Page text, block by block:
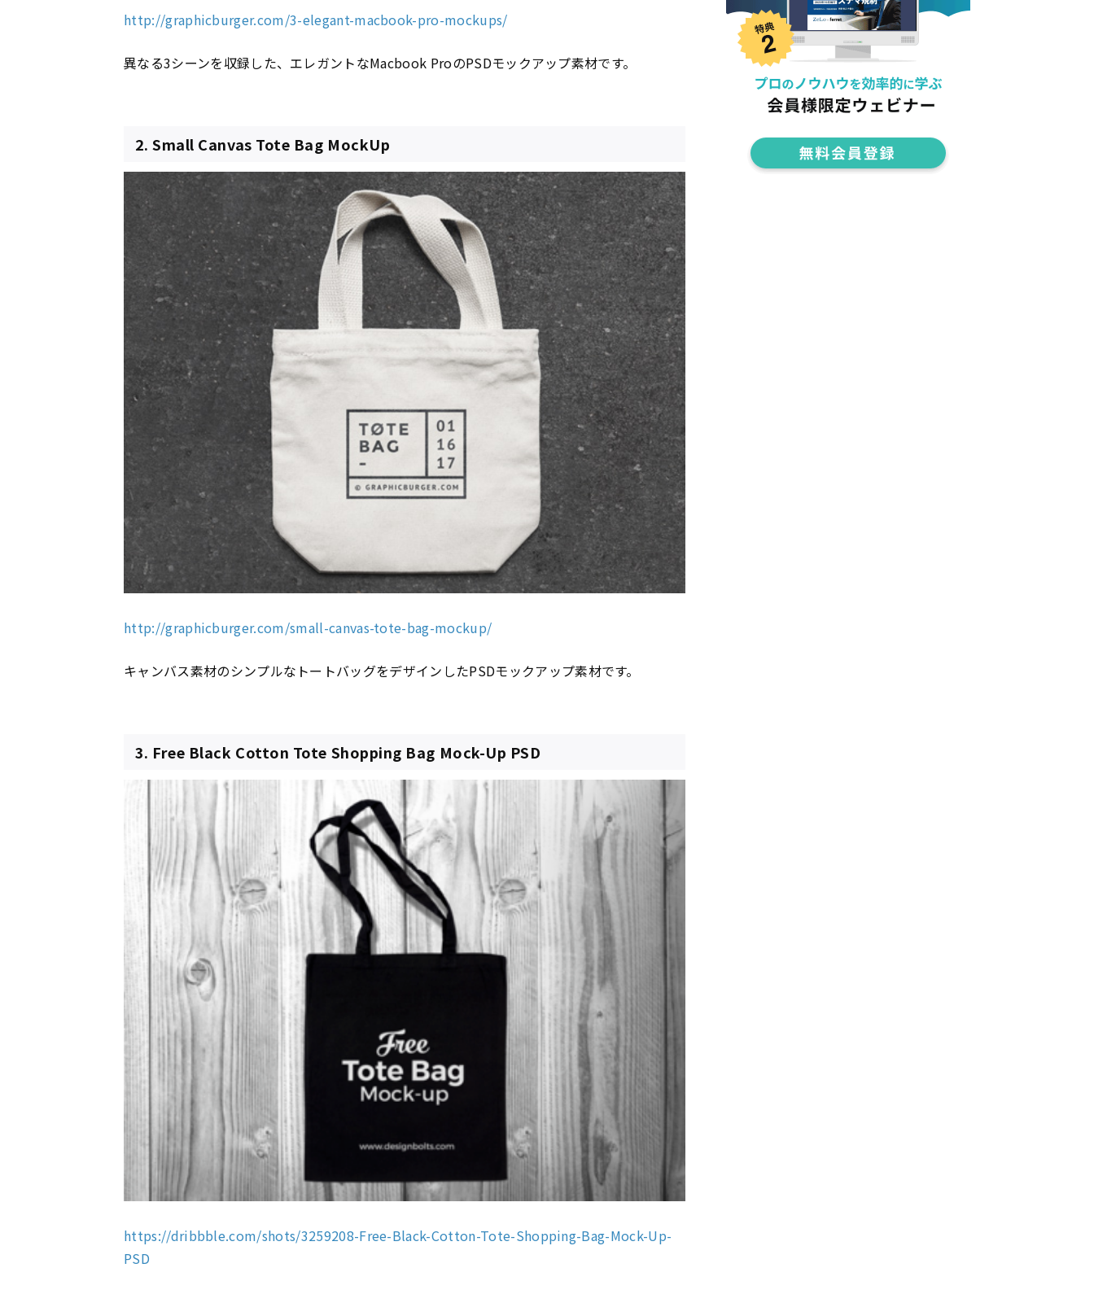
http://graphicburger.com/3-elegant-macbook-pro-mockups/
異なる3シーンを収録した、エレガントなMacbook ProのPSDモックアップ素材です。
2. Small Canvas Tote Bag MockUp
http://graphicburger.com/small-canvas-tote-bag-mockup/
キャンバス素材のシンプルなトートバッグをデザインしたPSDモックアップ素材です。
3. Free Black Cotton Tote Shopping Bag Mock-Up PSD
https://dribbble.com/shots/3259208-Free-Black-Cotton-Tote-Shopping-Bag-Mock-Up-
PSD